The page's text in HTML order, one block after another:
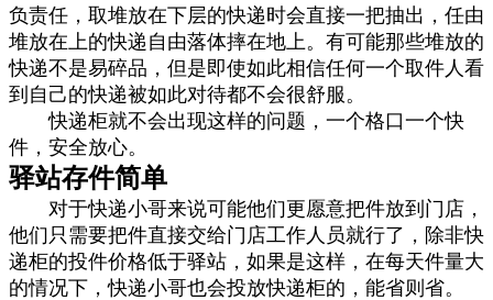
负责任，取堆放在下层的快递时会直接一把抽出，任由
堆放在上的快递自由落体摔在地上。有可能那些堆放的
快递不是易碎品，但是即使如此相信任何一个取件人看
到自己的快递被如此对待都不会很舒服。
快递柜就不会出现这样的问题，一个格口一个快
件，安全放心。
驿站存件简单
对于快递小哥来说可能他们更愿意把件放到门店，
他们只需要把件直接交给门店工作人员就行了，除非快
递柜的投件价格低于驿站，如果是这样，在每天件量大
的情况下，快递小哥也会投放快递柜的，能省则省。